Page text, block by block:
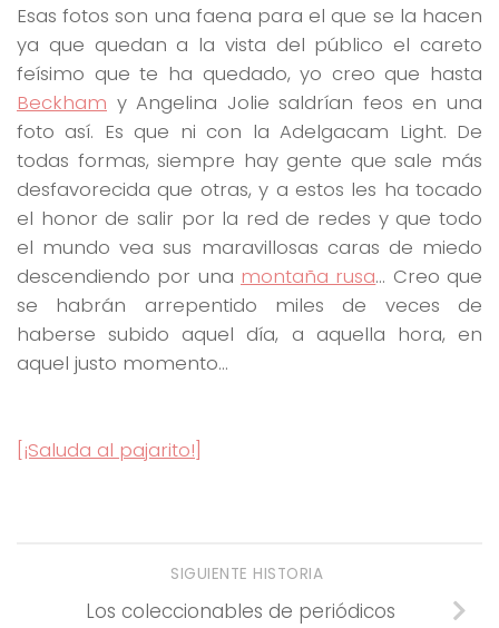
Esas fotos son una faena para el que se la hacen
ya que quedan a la vista del público el careto
feísimo que te ha quedado, yo creo que hasta
Beckham y Angelina Jolie saldrían feos en una
foto así. Es que ni con la Adelgacam Light. De
todas formas, siempre hay gente que sale más
desfavorecida que otras, y a estos les ha tocado
el honor de salir por la red de redes y que todo
el mundo vea sus maravillosas caras de miedo
descendiendo por una montaña rusa… Creo que
se habrán arrepentido miles de veces de
haberse subido aquel día, a aquella hora, en
aquel justo momento…
[¡Saluda al pajarito!]
SIGUIENTE HISTORIA
Los coleccionables de periódicos